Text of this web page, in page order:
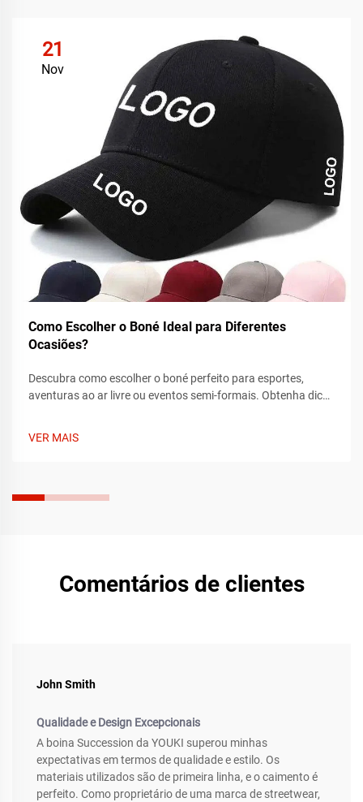
21
Nov
Como Escolher o Boné Ideal para Diferentes
Ocasiões?
Descubra como escolher o boné perfeito para esportes,
aventuras ao ar livre ou eventos semi-formais. Obtenha dicas
VER MAIS
Comentários de clientes
John Smith
Qualidade e Design Excepcionais
A boina Succession da YOUKI superou minhas
expectativas em termos de qualidade e estilo. Os
materiais utilizados são de primeira linha, e o caimento é
perfeito. Como proprietário de uma marca de streetwear,